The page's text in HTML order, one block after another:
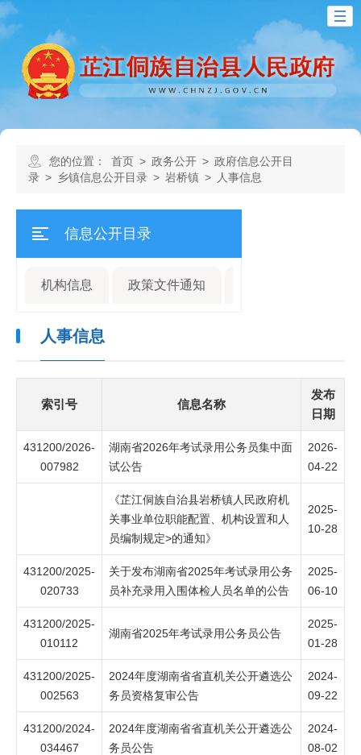
您的位置： 首页 > 政务公开 > 政府信息公开目
录 > 乡镇信息公开目录 > 岩桥镇 > 人事信息
信息公开目录
机构信息 政策文件通知
人事信息
索引号 信息名称
发布
日期
431200/2026-
007982
湖南省2026年考试录用公务员集中面
试公告
2026-
04-22
《芷江侗族自治县岩桥镇人民政府机
关事业单位职能配置、机构设置和人
员编制规定>的通知》
2025-
10-28
431200/2025-
020733
关于发布湖南省2025年考试录用公务
员补充录用入围体检人员名单的公告
2025-
06-10
431200/2025-
010112
湖南省2025年考试录用公务员公告
2025-
01-28
431200/2025-
002563
2024年度湖南省省直机关公开遴选公
务员资格复审公告
2024-
09-22
431200/2024-
034467
2024年度湖南省省直机关公开遴选公
务员公告
2024-
08-02